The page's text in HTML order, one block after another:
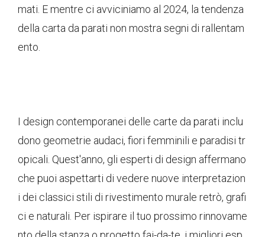
mati. E mentre ci avviciniamo al 2024, la tendenza
della carta da parati non mostra segni di rallentam
ento.
I design contemporanei delle carte da parati inclu
dono geometrie audaci, fiori femminili e paradisi tr
opicali. Quest'anno, gli esperti di design affermano
che puoi aspettarti di vedere nuove interpretazion
i dei classici stili di rivestimento murale retrò, grafi
ci e naturali. Per ispirare il tuo prossimo rinnovame